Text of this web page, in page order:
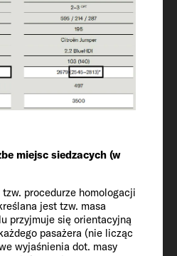
miejsc siedzacych (w
procedurze homologacji
jest tzw. masa
przyjmuje się orientacyjną
pasażera (nie licząc
wyjaśnienia dot. masy
moc kW (KM)
(140)
do jazdy* (kg)
opcjonalnego
(kg)
masa